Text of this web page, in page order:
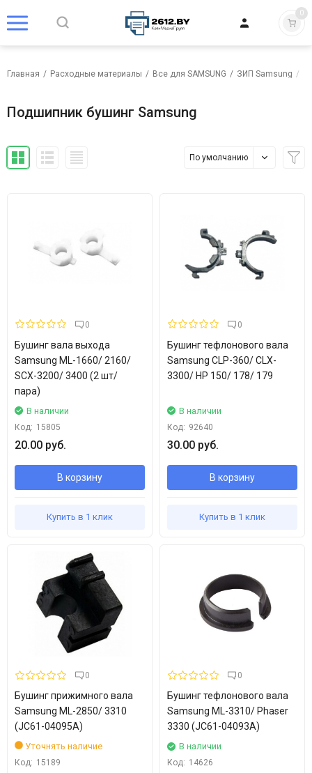
0
Главная / Расходные материалы / Все для SAMSUNG / ЗИП Samsung /
Подшипник бушинг Samsung
По умолчанию
0
Бушинг вала выхода
Samsung ML-1660/ 2160/
SCX-3200/ 3400 (2 шт/
пара)
В наличии
Код: 15805
20.00 руб.
В корзину
Купить в 1 клик
0
Бушинг тефлонового вала
Samsung CLP-360/ CLX-
3300/ HP 150/ 178/ 179
В наличии
Код: 92640
30.00 руб.
В корзину
Купить в 1 клик
0
Бушинг прижимного вала
Samsung ML-2850/ 3310
(JC61-04095A)
Уточнять наличие
Код: 15189
0
Бушинг тефлонового вала
Samsung ML-3310/ Phaser
3330 (JC61-04093A)
В наличии
Код: 14626